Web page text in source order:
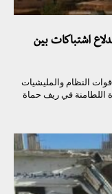
اشتباكات بين
النظام والمليشيات
اللطامنة في ريف حماة